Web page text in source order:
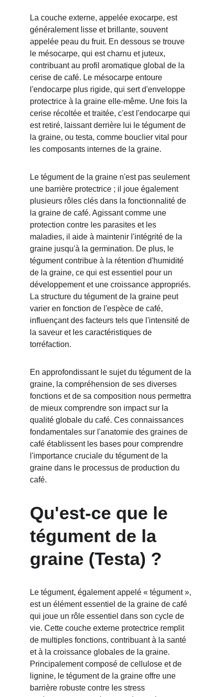
La couche externe, appelée exocarpe, est
généralement lisse et brillante, souvent
appelée peau du fruit. En dessous se trouve
le mésocarpe, qui est charnu et juteux,
contribuant au profil aromatique global de la
cerise de café. Le mésocarpe entoure
l'endocarpe plus rigide, qui sert d'enveloppe
protectrice à la graine elle-même. Une fois la
cerise récoltée et traitée, c'est l'endocarpe qui
est retiré, laissant derrière lui le tégument de
la graine, ou testa, comme bouclier vital pour
les composants internes de la graine.
Le tégument de la graine n'est pas seulement
une barrière protectrice ; il joue également
plusieurs rôles clés dans la fonctionnalité de
la graine de café. Agissant comme une
protection contre les parasites et les
maladies, il aide à maintenir l'intégrité de la
graine jusqu'à la germination. De plus, le
tégument contribue à la rétention d'humidité
de la graine, ce qui est essentiel pour un
développement et une croissance appropriés.
La structure du tégument de la graine peut
varier en fonction de l'espèce de café,
influençant des facteurs tels que l'intensité de
la saveur et les caractéristiques de
torréfaction.
En approfondissant le sujet du tégument de la
graine, la compréhension de ses diverses
fonctions et de sa composition nous permettra
de mieux comprendre son impact sur la
qualité globale du café. Ces connaissances
fondamentales sur l'anatomie des graines de
café établissent les bases pour comprendre
l'importance cruciale du tégument de la
graine dans le processus de production du
café.
Qu'est-ce que le
tégument de la
graine (Testa) ?
Le tégument, également appelé « tégument »,
est un élément essentiel de la graine de café
qui joue un rôle essentiel dans son cycle de
vie. Cette couche externe protectrice remplit
de multiples fonctions, contribuant à la santé
et à la croissance globales de la graine.
Principalement composé de cellulose et de
lignine, le tégument de la graine offre une
barrière robuste contre les stress